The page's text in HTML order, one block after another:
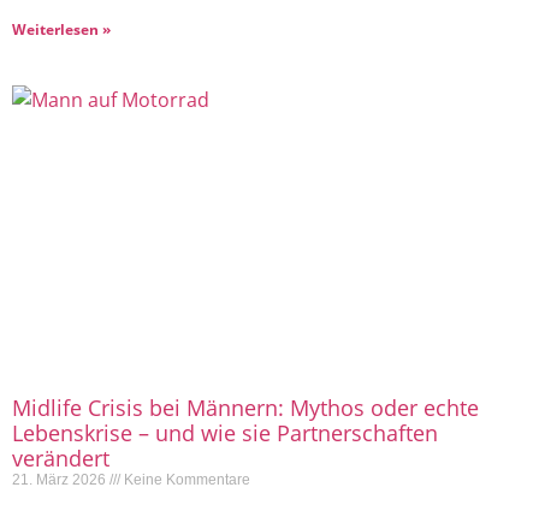
Weiterlesen »
Midlife Crisis bei Männern: Mythos oder echte
Lebenskrise – und wie sie Partnerschaften
verändert
21. März 2026 Keine Kommentare